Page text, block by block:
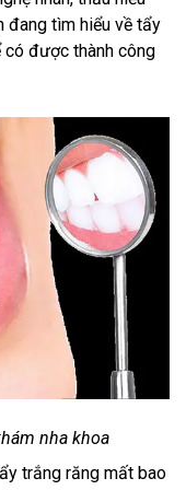
đang tìm hiểu về tẩy
có được thành công
nha khoa
trắng răng mất bao